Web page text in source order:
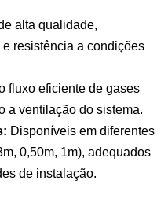
alta qualidade,
resistência a condições
fluxo eficiente de gases
a ventilação do sistema.
Disponíveis em diferentes
0,50m, 1m), adequados
de instalação.